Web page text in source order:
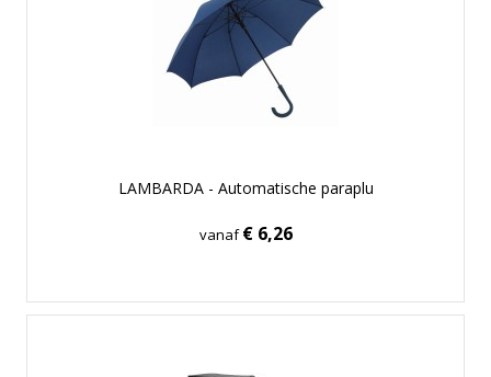
LAMBARDA - Automatische paraplu
vanaf€ 6,26